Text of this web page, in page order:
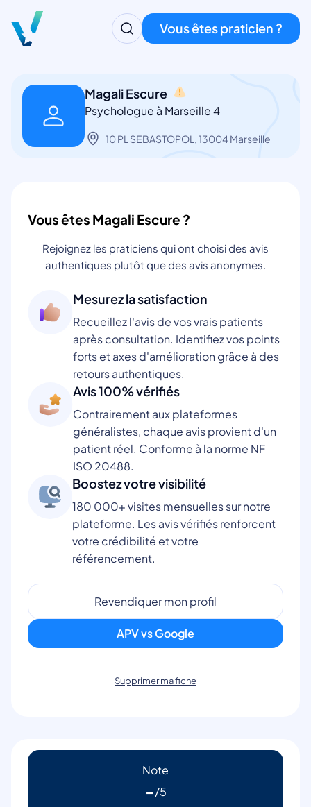
Vous êtes praticien ?
Magali Escure
Psychologue à Marseille 4
10 PL SEBASTOPOL, 13004 Marseille
Vous êtes Magali Escure ?
Rejoignez les praticiens qui ont choisi des avis
authentiques plutôt que des avis anonymes.
Mesurez la satisfaction
Recueillez l'avis de vos vrais patients
après consultation. Identifiez vos points
forts et axes d'amélioration grâce à des
retours authentiques.
Avis 100% vérifiés
Contrairement aux plateformes
généralistes, chaque avis provient d'un
patient réel. Conforme à la norme NF
ISO 20488.
Boostez votre visibilité
180 000+ visites mensuelles sur notre
plateforme. Les avis vérifiés renforcent
votre crédibilité et votre
référencement.
Revendiquer mon profil
APV vs Google
Supprimer ma fiche
Note
-